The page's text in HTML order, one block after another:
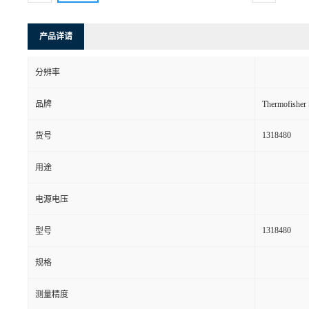
产品详请
分辨率
品牌
货号 1318480
用途
电源电压
型号 1318480
规格
测量精度